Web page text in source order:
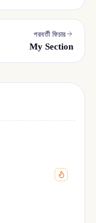
পরবর্তী ফিচার
My Section